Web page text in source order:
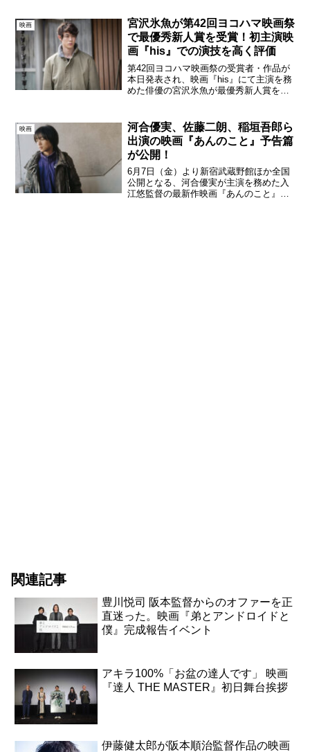
葉、広岡由里子、早見あかりが出演！テ
ィザービジュアルも...
映画
宮沢氷魚が第42回ヨコハマ映画祭
で最優秀新人賞を受賞！初主演映
画『his』での演技を高く評価
第42回ヨコハマ映画祭の受賞者・作品が
本日発表され、映画『his』にて主演を務
めた俳優の宮沢氷魚が最優秀新人賞を受
男優賞、第45回報知映画賞・新人賞に続
き映画賞3冠...
映画
河合優実、佐藤二朗、稲垣吾郎ら
出演の映画『あんのこと』予告篇
が公開！
6月7日（金）より新宿武蔵野館ほか全国
公開となる、河合優実が主演を務めた入
江悠監督の最新作映画『あんのこと』の
関連記事
豊川悦司 阪本監督からのオファーを正
直迷った。映画『弟とアンドロイドと
僕』完成報告イベント
アキラ100%「お盆の達人です」 映画
『達人 THE MASTER』初日舞台挨拶
伊藤健太郎が阪本順治監督作品の映画